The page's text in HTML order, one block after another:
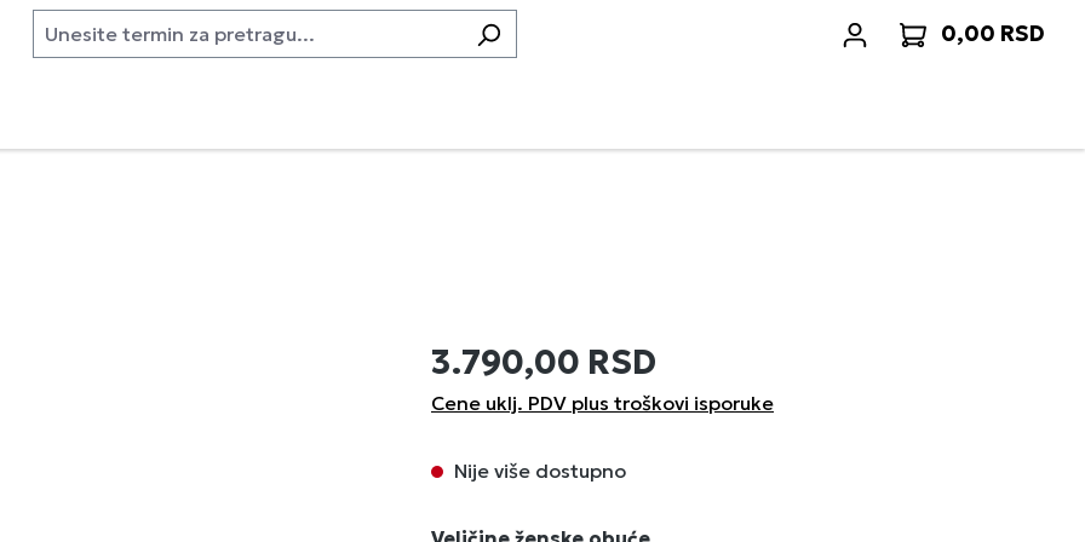
0,00 RSD
3.790,00 RSD
Cene uklj. PDV plus troškovi isporuke
Nije više dostupno
Izaberi